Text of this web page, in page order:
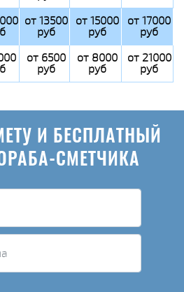
от 13500
руб
от 15000
руб
от 17000
руб
от 6500
руб
от 8000
руб
от 21000
руб
И БЕСПЛАТНЫЙ
СМЕТЧИКА